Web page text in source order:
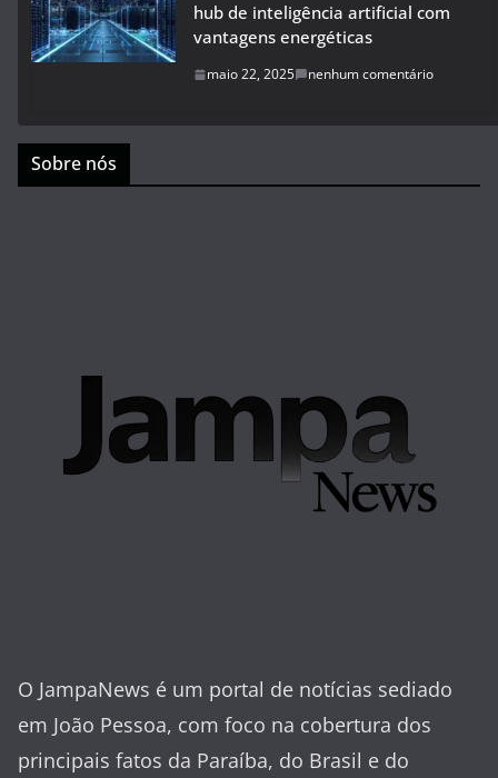
hub de inteligência artificial com
vantagens energéticas
maio 22, 2025 nenhum comentário
Sobre nós
O JampaNews é um portal de notícias sediado
em João Pessoa, com foco na cobertura dos
principais fatos da Paraíba, do Brasil e do